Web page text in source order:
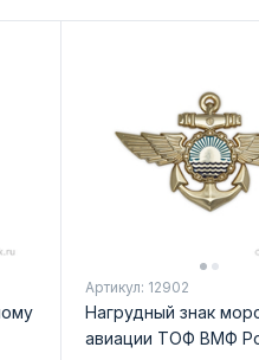
Артикул: 12902
Нагрудный знак
авиации ТОФ ВМФ